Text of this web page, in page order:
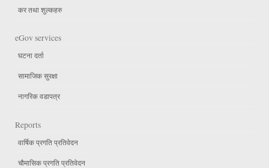
कर तथा शुल्कहरु
eGov services
घटना दर्ता
सामाजिक सुरक्षा
नागरिक वडापत्र
Reports
वार्षिक प्रगति प्रतिवेदन
चौमासिक प्रगति प्रतिवेदन